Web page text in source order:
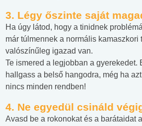
3. Légy őszinte saját
Ha úgy látod, hogy a tinidnek
már túlmennek a normális kamaszkori
valószínűleg igazad van.
Te ismered a legjobban a gyerekedet.
hallgass a belső hangodra, még ha
nincs minden rendben!
4. Ne egyedül csináld
Avasd be a rokonokat és a barátaidat